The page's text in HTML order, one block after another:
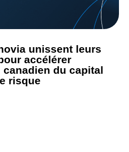
unissent leurs
accélérer
canadien du capital
risque